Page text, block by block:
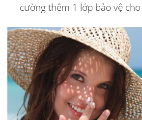
cường thêm 1 lớp bảo vệ cho